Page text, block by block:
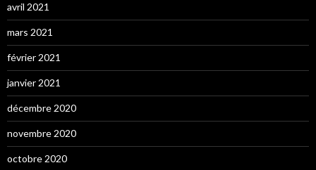
avril 2021
mars 2021
février 2021
janvier 2021
décembre 2020
novembre 2020
octobre 2020